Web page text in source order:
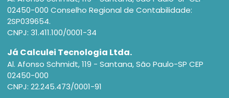
02450-000 Conselho Regional de Contabilidade:
2SP039654.
CNPJ: 31.411.100/0001-34
Já Calculei Tecnologia Ltda.
Al. Afonso Schmidt, 119 - Santana, São Paulo-SP CEP
02450-000
CNPJ: 22.245.473/0001-91